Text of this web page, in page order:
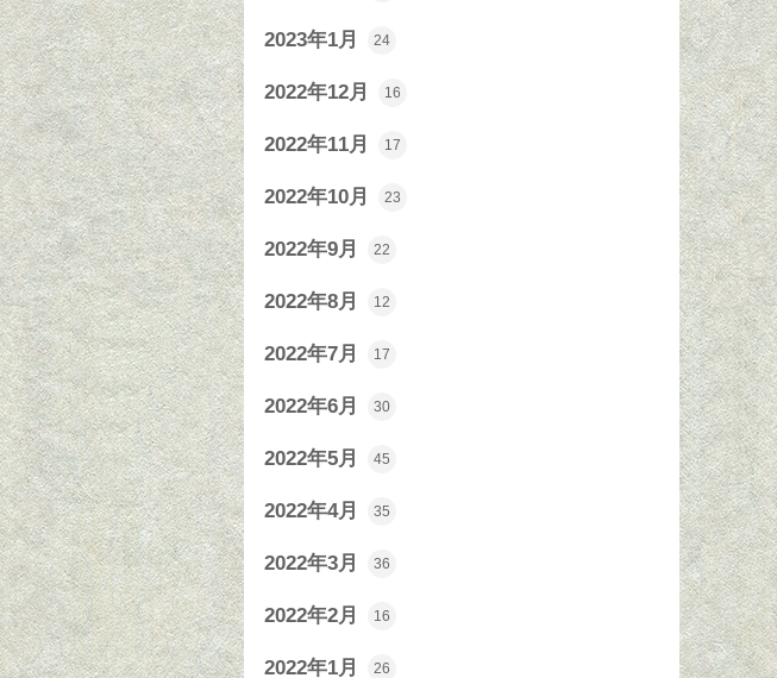
2023年1月 24
2022年12月 16
2022年11月 17
2022年10月 23
2022年9月 22
2022年8月 12
2022年7月 17
2022年6月 30
2022年5月 45
2022年4月 35
2022年3月 36
2022年2月 16
2022年1月 26